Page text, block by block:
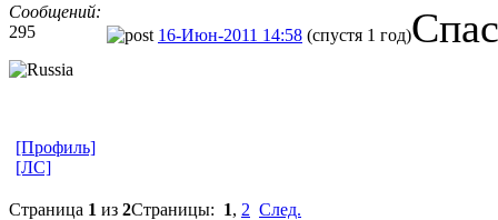
Сообщений:
295
16-Июн-2011 14:58 (спустя 1 год)
[Профиль]
[ЛС]
Страница 1 из 2Страницы: 1, 2 След.